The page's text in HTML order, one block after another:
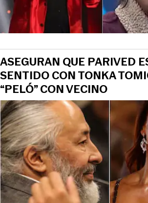
ASEGURAN QUE PARIVED
SENTIDO CON TONKA
“PELÓ” CON VECINO